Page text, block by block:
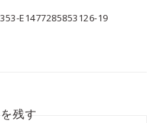
E1477285853126-19
残す